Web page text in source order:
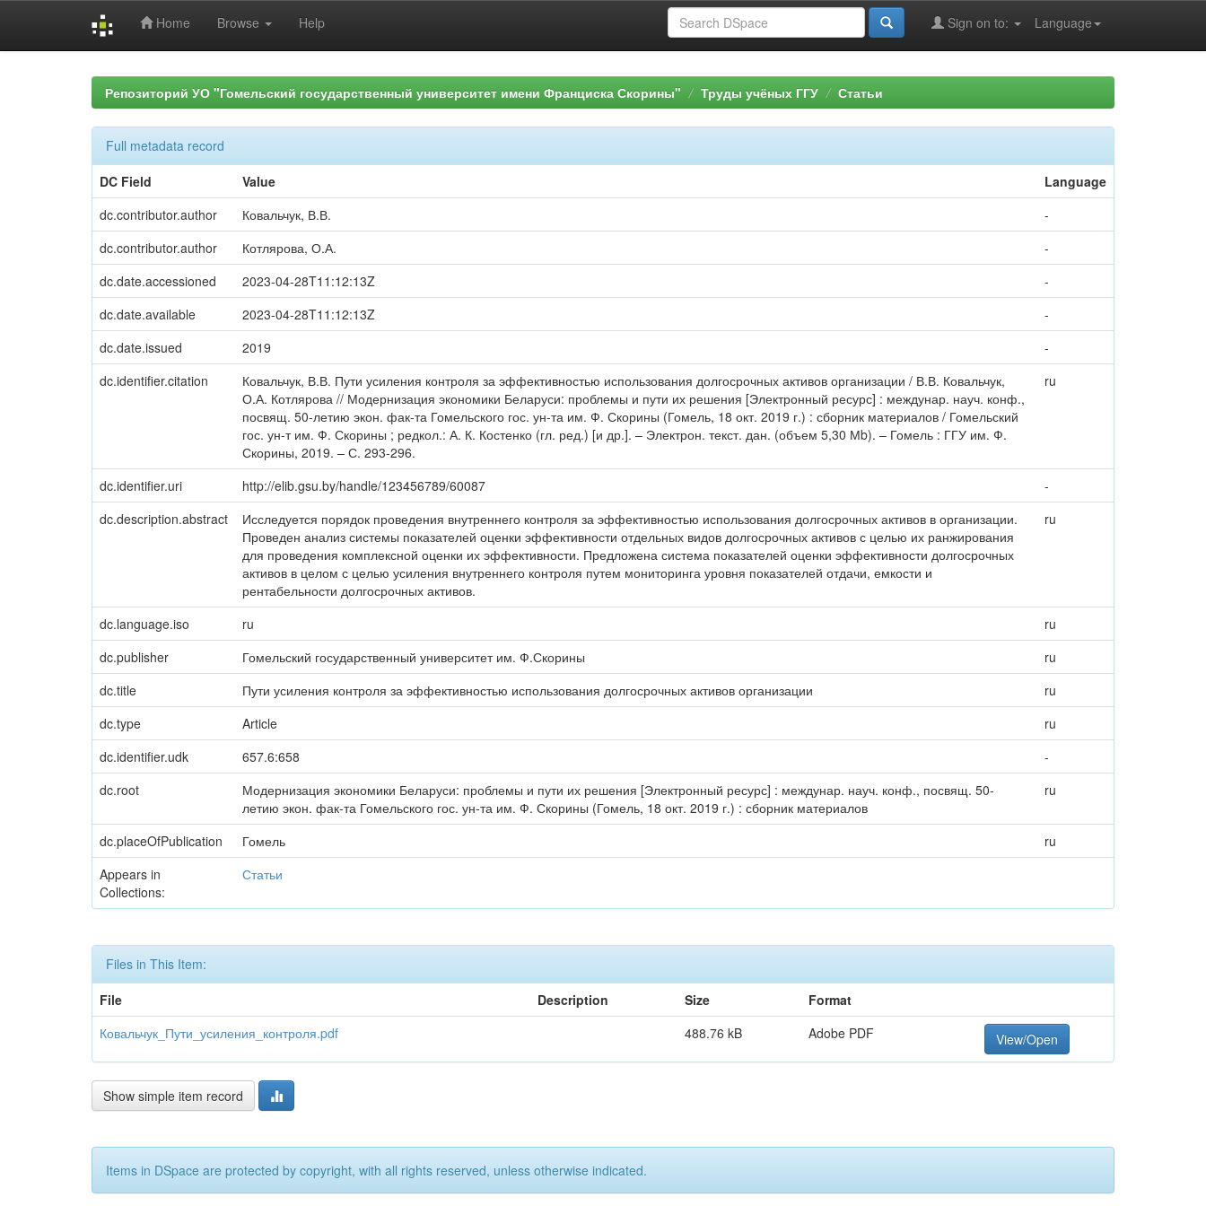
Home Browse Help Language
Sign on to:
Репозиторий УО "Гомельский государственный университет имени Франциска Скорины" Труды учёных ГГУ Статьи
Full metadata record
DC Field
Value
Language
dc.contributor.author
Ковальчук, В.В.
-
dc.contributor.author
Котлярова, О.А.
-
dc.date.accessioned
2023-04-28T11:12:13Z
-
dc.date.available
2023-04-28T11:12:13Z
-
dc.date.issued
2019
-
dc.identifier.citation
Ковальчук, В.В. Пути усиления контроля за эффективностью использования долгосрочных активов организации / В.В. Ковальчук,
О.А. Котлярова // Модернизация экономики Беларуси: проблемы и пути их решения [Электронный ресурс] : междунар. науч. конф.,
посвящ. 50-летию экон. фак-та Гомельского гос. ун-та им. Ф. Скорины (Гомель, 18 окт. 2019 г.) : сборник материалов / Гомельский
гос. ун-т им. Ф. Скорины ; редкол.: А. К. Костенко (гл. ред.) [и др.]. – Электрон. текст. дан. (объем 5,30 Мb). – Гомель : ГГУ им. Ф.
Скорины, 2019. – С. 293-296.
ru
dc.identifier.uri http://elib.gsu.by/handle/123456789/60087
-
dc.description.abstract
Исследуется порядок проведения внутреннего контроля за эффективностью использования долгосрочных активов в организации.
Проведен анализ системы показателей оценки эффективности отдельных видов долгосрочных активов с целью их ранжирования
для проведения комплексной оценки их эффективности. Предложена система показателей оценки эффективности долгосрочных
активов в целом с целью усиления внутреннего контроля путем мониторинга уровня показателей отдачи, емкости и
рентабельности долгосрочных активов.
ru
dc.language.iso ru
ru
dc.publisher
Гомельский государственный университет им. Ф.Скорины
ru
dc.title
Пути усиления контроля за эффективностью использования долгосрочных активов организации
ru
dc.type
Article
ru
dc.identifier.udk
657.6:658
-
dc.root
Модернизация экономики Беларуси: проблемы и пути их решения [Электронный ресурс] : междунар. науч. конф., посвящ. 50-
летию экон. фак-та Гомельского гос. ун-та им. Ф. Скорины (Гомель, 18 окт. 2019 г.) : сборник материалов
ru
dc.placeOfPublication Гомель
ru
Appears in
Collections:
Статьи
Files in This Item:
File
Description Size
Format
Ковальчук_Пути_усиления_контроля.pdf
488.76 kB Adobe PDF View/Open
Show simple item record
Items in DSpace are protected by copyright, with all rights reserved, unless otherwise indicated.